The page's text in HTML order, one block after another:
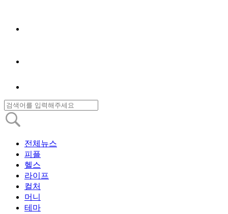
전체뉴스
피플
헬스
라이프
컬처
머니
테마